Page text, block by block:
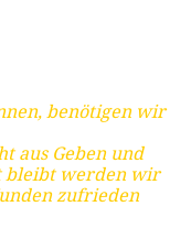
benötigen wir
aus Geben und
bleibt werden wir
zufrieden